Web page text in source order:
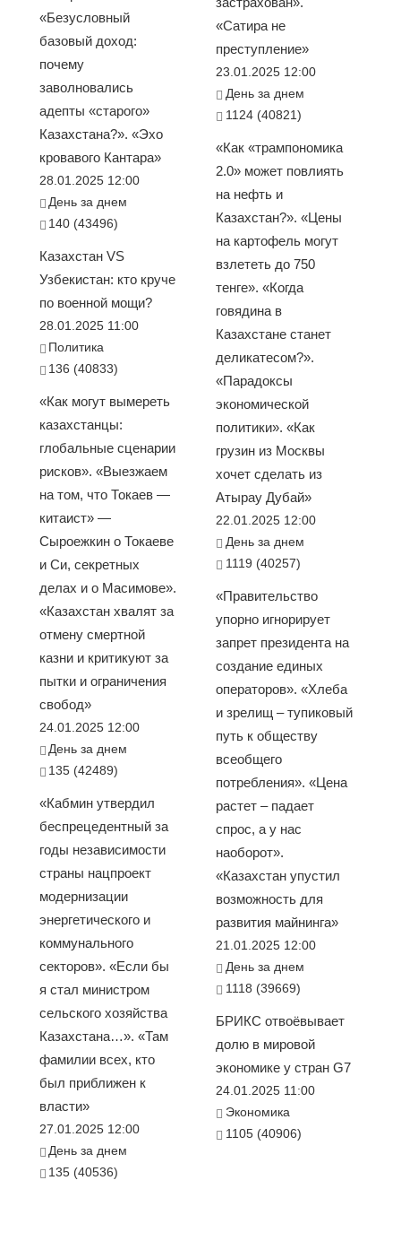
«Безусловный
базовый доход:
почему
заволновались
адепты «старого»
Казахстана?». «Эхо
кровавого Кантара»
28.01.2025 12:00
День за днем
140 (43496)
Казахстан VS
Узбекистан: кто круче
по военной мощи?
28.01.2025 11:00
Политика
136 (40833)
«Как могут вымереть
казахстанцы:
глобальные сценарии
рисков». «Выезжаем
на том, что Токаев —
китаист» —
Сыроежкин о Токаеве
и Си, секретных
делах и о Масимове».
«Казахстан хвалят за
отмену смертной
казни и критикуют за
пытки и ограничения
свобод»
24.01.2025 12:00
День за днем
135 (42489)
«Кабмин утвердил
беспрецедентный за
годы независимости
страны нацпроект
модернизации
энергетического и
коммунального
секторов». «Если бы
я стал министром
сельского хозяйства
Казахстана…». «Там
фамилии всех, кто
был приближен к
власти»
27.01.2025 12:00
День за днем
135 (40536)
«Сатира не
преступление»
23.01.2025 12:00
День за днем
1124 (40821)
«Как «трампономика
2.0» может повлиять
на нефть и
Казахстан?». «Цены
на картофель могут
взлететь до 750
тенге». «Когда
говядина в
Казахстане станет
деликатесом?».
«Парадоксы
экономической
политики». «Как
грузин из Москвы
хочет сделать из
Атырау Дубай»
22.01.2025 12:00
День за днем
1119 (40257)
«Правительство
упорно игнорирует
запрет президента на
создание единых
операторов». «Хлеба
и зрелищ – тупиковый
путь к обществу
всеобщего
потребления». «Цена
растет – падает
спрос, а у нас
наоборот».
«Казахстан упустил
возможность для
развития майнинга»
21.01.2025 12:00
День за днем
1118 (39669)
БРИКС отвоёвывает
долю в мировой
экономике у стран G7
24.01.2025 11:00
Экономика
1105 (40906)